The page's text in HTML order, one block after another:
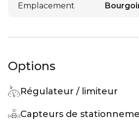
Emplacement
Options
Régulateur / limiteur
Capteurs de